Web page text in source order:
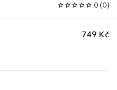
0 (0)
749 Kč